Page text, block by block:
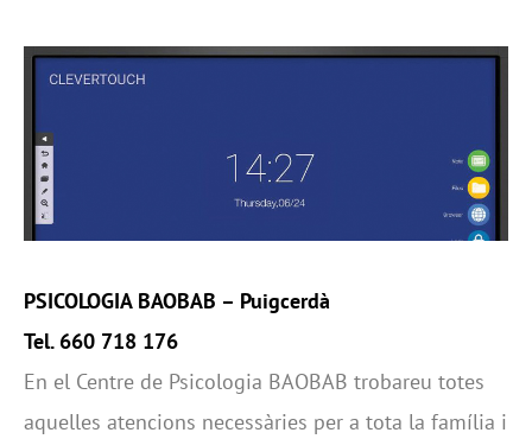
PSICOLOGIA BAOBAB – Puigcerdà
Tel. 660 718 176
En el Centre de Psicologia BAOBAB trobareu totes
aquelles atencions necessàries per a tota la família i